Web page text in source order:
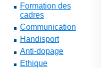
Formation des
cadres
Communication
Handisport
Anti-dopage
Ethique